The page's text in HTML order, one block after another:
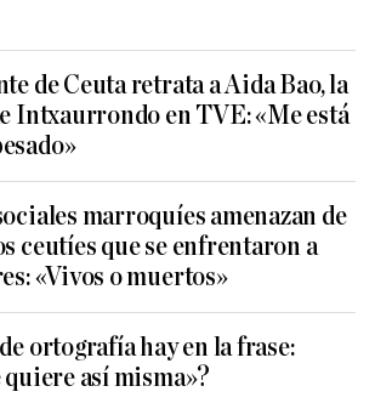
de Ceuta retrata a Aida Bao, la
Intxaurrondo en TVE: «Me está
marroquíes amenazan de
ceutíes que se enfrentaron a
«Vivos o muertos»
ortografía hay en la frase:
quiere así misma»?